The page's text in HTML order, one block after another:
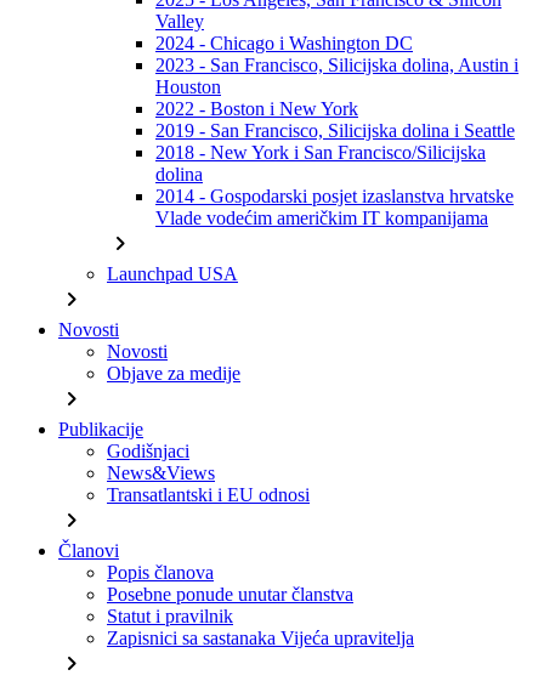
Valley
2024 - Chicago i Washington DC
2023 - San Francisco, Silicijska dolina, Austin i
Houston
2022 - Boston i New York
2019 - San Francisco, Silicijska dolina i Seattle
2018 - New York i San Francisco/Silicijska
dolina
2014 - Gospodarski posjet izaslanstva hrvatske
Vlade vodećim američkim IT kompanijama
chevron_right
Launchpad USA
chevron_right
Novosti
Novosti
Objave za medije
chevron_right
Publikacije
Godišnjaci
News&Views
Transatlantski i EU odnosi
chevron_right
Članovi
Popis članova
Posebne ponude unutar članstva
Statut i pravilnik
Zapisnici sa sastanaka Vijeća upravitelja
chevron_right